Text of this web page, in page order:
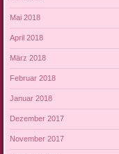
Mai 2018
April 2018
März 2018
Februar 2018
Januar 2018
Dezember 2017
November 2017